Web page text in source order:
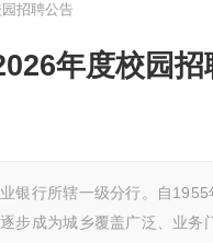
招聘公告
年度校园招
银行所辖一级分行。自
步成为城乡覆盖广泛、业务